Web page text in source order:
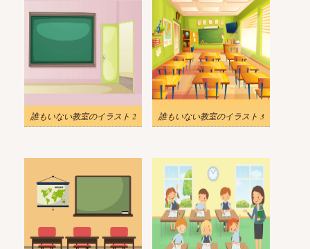
誰もいない教室のイラスト 2 誰もいない教室のイラスト 3